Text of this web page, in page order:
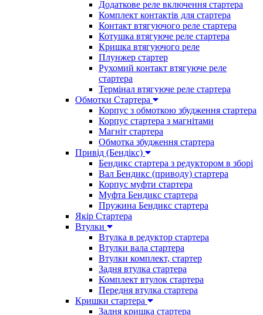
Додаткове реле включення стартера
Комплект контактів для стартера
Контакт втягуючого реле стартера
Котушка втягуюче реле стартера
Кришка втягуючого реле
Плунжер стартер
Рухомий контакт втягуюче реле
стартера
Термінал втягуюче реле стартера
Обмотки Стартера
Корпус з обмоткою збудження стартера
Корпус стартера з магнітами
Магніт стартера
Обмотка збудження стартера
Привід (Бендікс)
Бендикс стартера з редуктором в зборі
Вал Бендикс (приводу) стартера
Корпус муфти стартера
Муфта Бендикс стартера
Пружина Бендикс стартера
Якір Стартера
Втулки
Втулка в редуктор стартера
Втулки вала стартера
Втулки комплект, стартер
Задня втулка стартера
Комплект втулок стартера
Передня втулка стартера
Кришки стартера
Задня кришка стартера